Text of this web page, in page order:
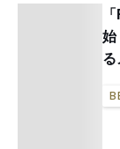
始
る